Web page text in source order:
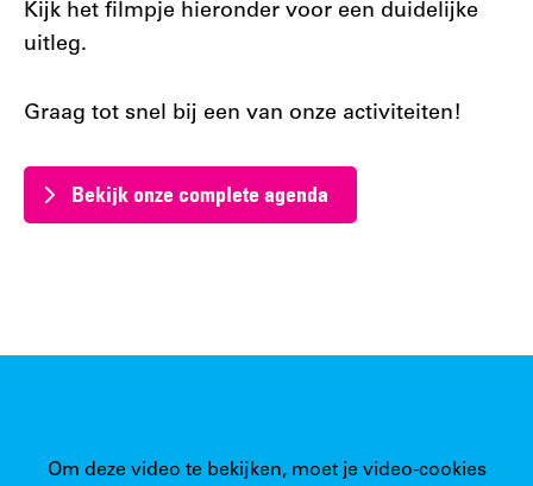
Kijk het filmpje hieronder voor een duidelijke
uitleg.
Graag tot snel bij een van onze activiteiten!
Bekijk onze complete agenda
Om deze video te bekijken, moet je video-cookies